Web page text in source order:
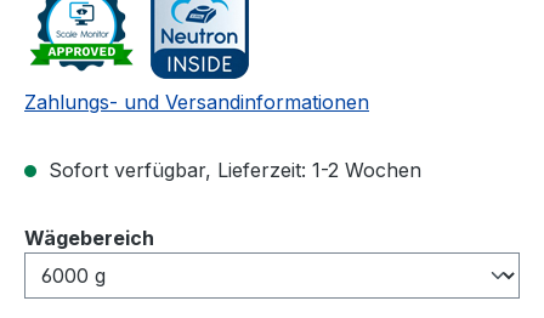
Zahlungs- und Versandinformationen
Sofort verfügbar, Lieferzeit: 1-2 Wochen
Wägebereich